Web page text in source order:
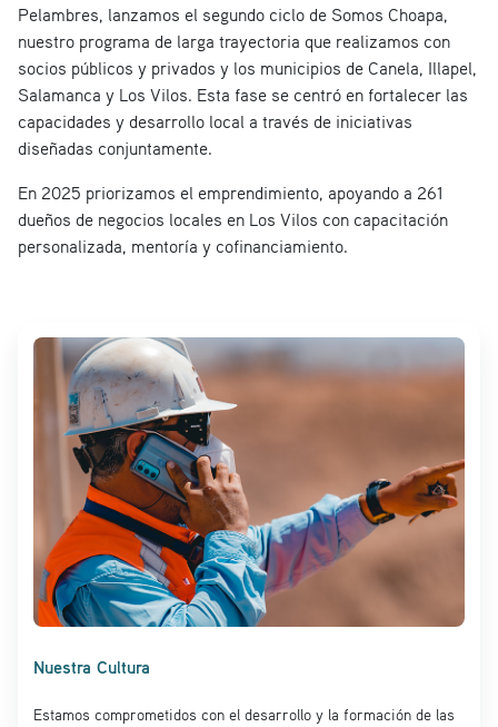
Pelambres, lanzamos el segundo ciclo de Somos Choapa,
nuestro programa de larga trayectoria que realizamos con
socios públicos y privados y los municipios de Canela, Illapel,
Salamanca y Los Vilos. Esta fase se centró en fortalecer las
capacidades y desarrollo local a través de iniciativas
diseñadas conjuntamente.
En 2025 priorizamos el emprendimiento, apoyando a 261
dueños de negocios locales en Los Vilos con capacitación
personalizada, mentoría y cofinanciamiento.
Nuestra Cultura
Estamos comprometidos con el desarrollo y la formación de las